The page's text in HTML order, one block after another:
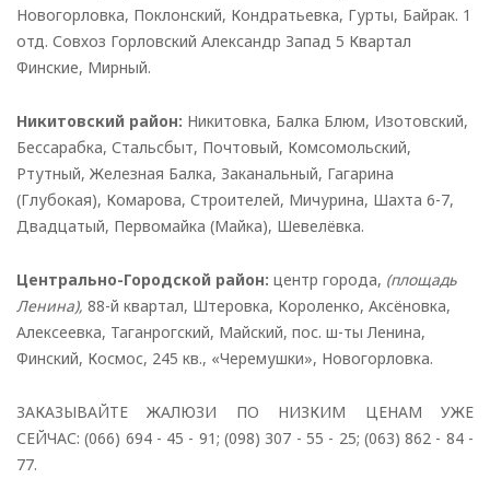
Новогорловка, Поклонский, Кондратьевка, Гурты, Байрак. 1
отд. Совхоз Горловский Александр Запад 5 Квартал
Финские, Мирный.
Никитовский район: Никитовка, Балка Блюм, Изотовский,
Бессарабка, Стальсбыт, Почтовый, Комсомольский,
Ртутный, Железная Балка, Заканальный, Гагарина
(Глубокая), Комарова, Строителей, Мичурина, Шахта 6-7,
Двадцатый, Первомайка (Майка), Шевелёвка.
Центрально-Городской район: центр города, (площадь
Ленина), 88-й квартал, Штеровка, Короленко, Аксёновка,
Алексеевка, Таганрогский, Майский, пос. ш-ты Ленина,
Финский, Космос, 245 кв., «Черемушки», Новогорловка.
ЗАКАЗЫВАЙТЕ ЖАЛЮЗИ ПО НИЗКИМ ЦЕНАМ УЖЕ
СЕЙЧАС: (066) 694 - 45 - 91; (098) 307 - 55 - 25; (063) 862 - 84 -
77.